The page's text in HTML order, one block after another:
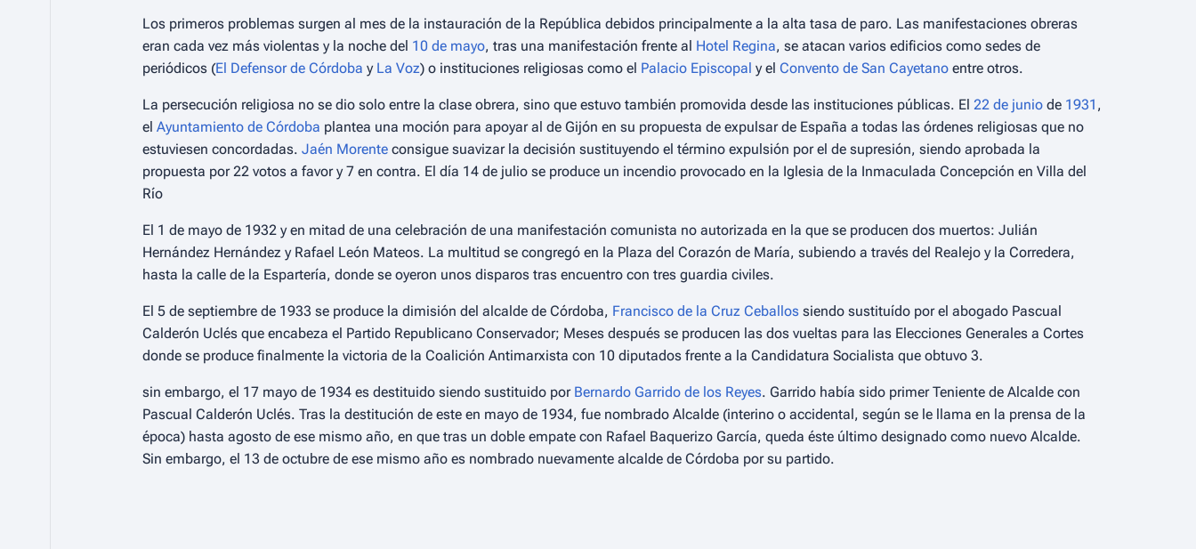
Los primeros problemas surgen al mes de la instauración de la República debidos principalmente a la alta tasa de paro. Las manifestaciones obreras
eran cada vez más violentas y la noche del 10 de mayo, tras una manifestación frente al Hotel Regina, se atacan varios edificios como sedes de
periódicos (El Defensor de Córdoba y La Voz) o instituciones religiosas como el Palacio Episcopal y el Convento de San Cayetano entre otros.
La persecución religiosa no se dio solo entre la clase obrera, sino que estuvo también promovida desde las instituciones públicas. El 22 de junio de 1931 ,
el Ayuntamiento de Córdoba plantea una moción para apoyar al de Gijón en su propuesta de expulsar de España a todas las órdenes religiosas que no
estuviesen concordadas. Jaén Morente consigue suavizar la decisión sustituyendo el término expulsión por el de supresión, siendo aprobada la
propuesta por 22 votos a favor y 7 en contra. El día 14 de julio se produce un incendio provocado en la Iglesia de la Inmaculada Concepción en Villa del
Río
El 1 de mayo de 1932 y en mitad de una celebración de una manifestación comunista no autorizada en la que se producen dos muertos: Julián
Hernández Hernández y Rafael León Mateos. La multitud se congregó en la Plaza del Corazón de María, subiendo a través del Realejo y la Corredera,
hasta la calle de la Espartería, donde se oyeron unos disparos tras encuentro con tres guardia civiles.
El 5 de septiembre de 1933 se produce la dimisión del alcalde de Córdoba, Francisco de la Cruz Ceballos siendo sustituído por el abogado Pascual
Calderón Uclés que encabeza el Partido Republicano Conservador; Meses después se producen las dos vueltas para las Elecciones Generales a Cortes
donde se produce finalmente la victoria de la Coalición Antimarxista con 10 diputados frente a la Candidatura Socialista que obtuvo 3.
sin embargo, el 17 mayo de 1934 es destituido siendo sustituido por Bernardo Garrido de los Reyes. Garrido había sido primer Teniente de Alcalde con
Pascual Calderón Uclés. Tras la destitución de este en mayo de 1934, fue nombrado Alcalde (interino o accidental, según se le llama en la prensa de la
época) hasta agosto de ese mismo año, en que tras un doble empate con Rafael Baquerizo García, queda éste último designado como nuevo Alcalde.
Sin embargo, el 13 de octubre de ese mismo año es nombrado nuevamente alcalde de Córdoba por su partido.